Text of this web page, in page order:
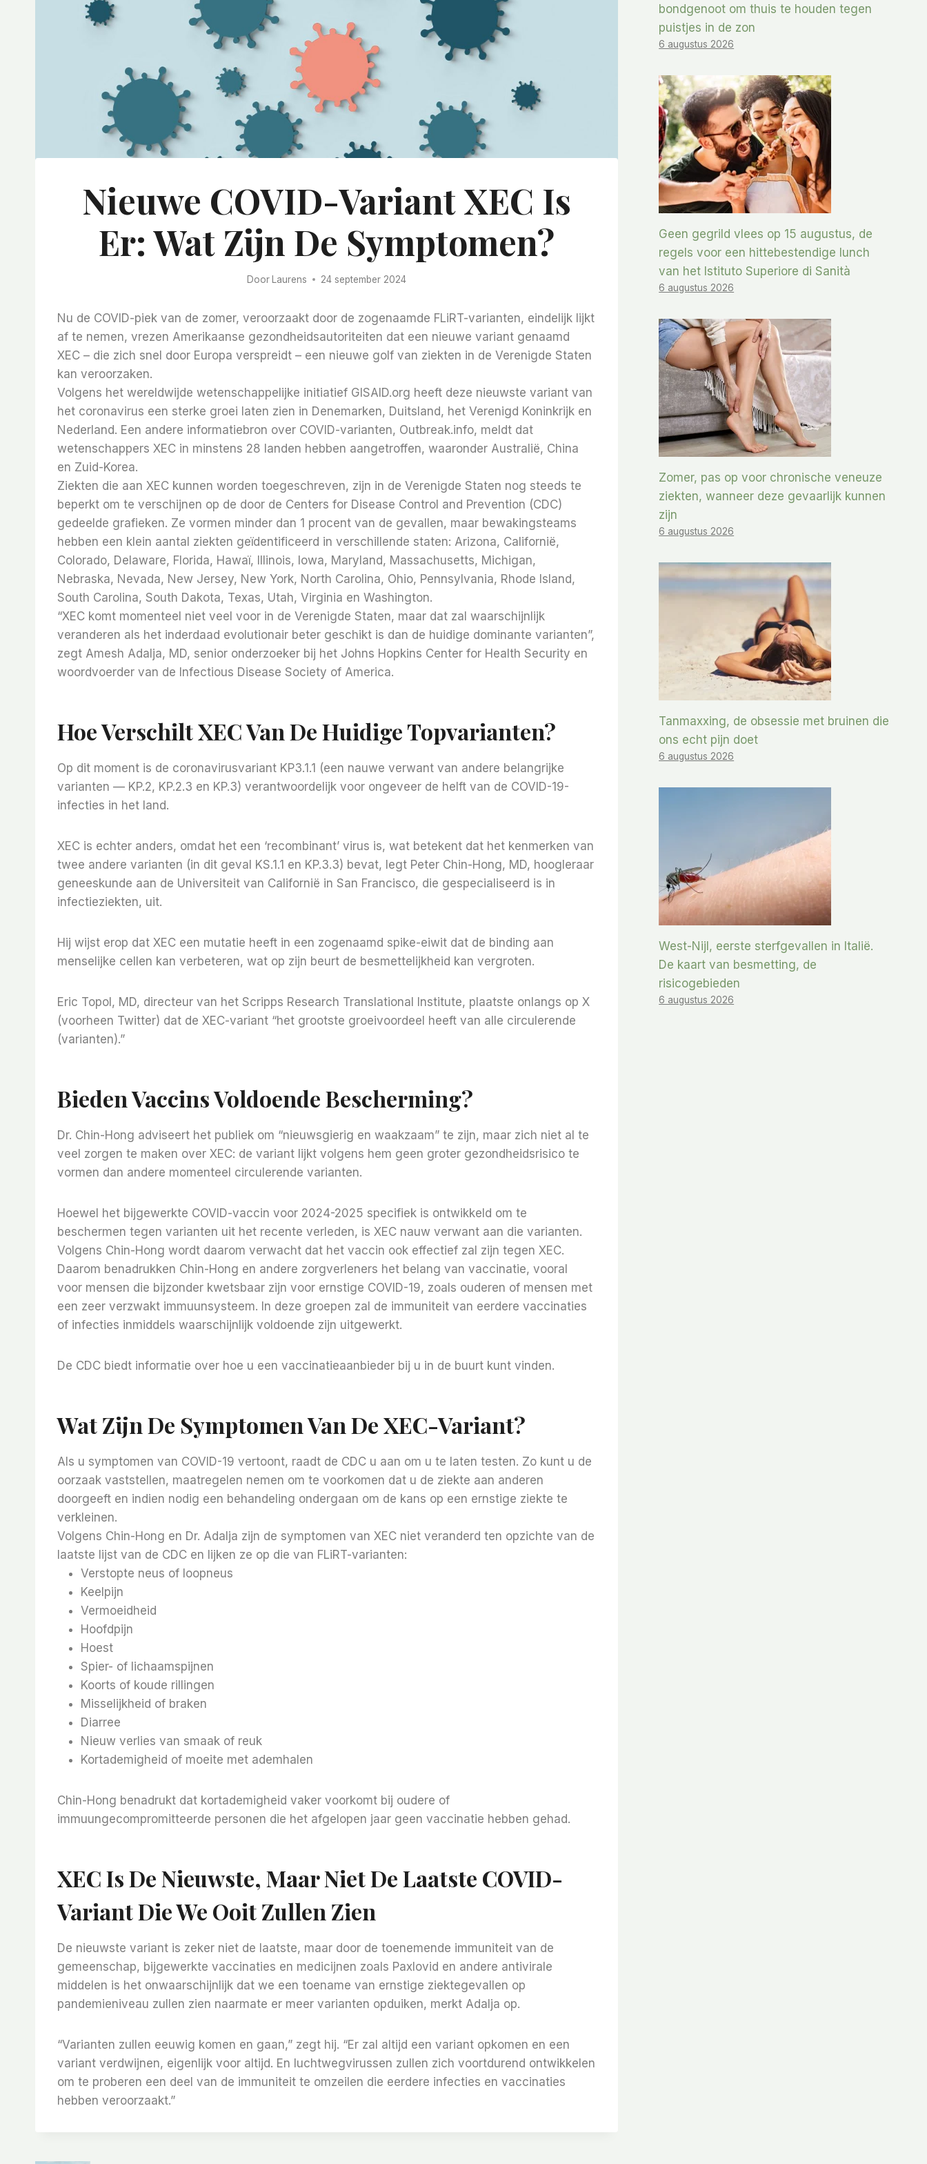
Nieuwe COVID-Variant XEC Is
Er: Wat Zijn De Symptomen?
Door Laurens 24 september 2024
Nu de COVID-piek van de zomer, veroorzaakt door de zogenaamde FLiRT-varianten, eindelijk lijkt
af te nemen, vrezen Amerikaanse gezondheidsautoriteiten dat een nieuwe variant genaamd
XEC – die zich snel door Europa verspreidt – een nieuwe golf van ziekten in de Verenigde Staten
kan veroorzaken.
Volgens het wereldwijde wetenschappelijke initiatief GISAID.org heeft deze nieuwste variant van
het coronavirus een sterke groei laten zien in Denemarken, Duitsland, het Verenigd Koninkrijk en
Nederland. Een andere informatiebron over COVID-varianten, Outbreak.info, meldt dat
wetenschappers XEC in minstens 28 landen hebben aangetroffen, waaronder Australië, China
en Zuid-Korea.
Ziekten die aan XEC kunnen worden toegeschreven, zijn in de Verenigde Staten nog steeds te
beperkt om te verschijnen op de door de Centers for Disease Control and Prevention (CDC)
gedeelde grafieken. Ze vormen minder dan 1 procent van de gevallen, maar bewakingsteams
hebben een klein aantal ziekten geïdentificeerd in verschillende staten: Arizona, Californië,
Colorado, Delaware, Florida, Hawaï, Illinois, Iowa, Maryland, Massachusetts, Michigan,
Nebraska, Nevada, New Jersey, New York, North Carolina, Ohio, Pennsylvania, Rhode Island,
South Carolina, South Dakota, Texas, Utah, Virginia en Washington.
“XEC komt momenteel niet veel voor in de Verenigde Staten, maar dat zal waarschijnlijk
veranderen als het inderdaad evolutionair beter geschikt is dan de huidige dominante varianten”,
zegt Amesh Adalja, MD, senior onderzoeker bij het Johns Hopkins Center for Health Security en
woordvoerder van de Infectious Disease Society of America.
Hoe Verschilt XEC Van De Huidige Topvarianten?
Op dit moment is de coronavirusvariant KP3.1.1 (een nauwe verwant van andere belangrijke
varianten — KP.2, KP.2.3 en KP.3) verantwoordelijk voor ongeveer de helft van de COVID-19-
infecties in het land.
XEC is echter anders, omdat het een ‘recombinant’ virus is, wat betekent dat het kenmerken van
twee andere varianten (in dit geval KS.1.1 en KP.3.3) bevat, legt Peter Chin-Hong, MD, hoogleraar
geneeskunde aan de Universiteit van Californië in San Francisco, die gespecialiseerd is in
infectieziekten, uit.
Hij wijst erop dat XEC een mutatie heeft in een zogenaamd spike-eiwit dat de binding aan
menselijke cellen kan verbeteren, wat op zijn beurt de besmettelijkheid kan vergroten.
Eric Topol, MD, directeur van het Scripps Research Translational Institute, plaatste onlangs op X
(voorheen Twitter) dat de XEC-variant “het grootste groeivoordeel heeft van alle circulerende
(varianten).”
Bieden Vaccins Voldoende Bescherming?
Dr. Chin-Hong adviseert het publiek om “nieuwsgierig en waakzaam” te zijn, maar zich niet al te
veel zorgen te maken over XEC: de variant lijkt volgens hem geen groter gezondheidsrisico te
vormen dan andere momenteel circulerende varianten.
Hoewel het bijgewerkte COVID-vaccin voor 2024-2025 specifiek is ontwikkeld om te
beschermen tegen varianten uit het recente verleden, is XEC nauw verwant aan die varianten.
Volgens Chin-Hong wordt daarom verwacht dat het vaccin ook effectief zal zijn tegen XEC.
Daarom benadrukken Chin-Hong en andere zorgverleners het belang van vaccinatie, vooral
voor mensen die bijzonder kwetsbaar zijn voor ernstige COVID-19, zoals ouderen of mensen met
een zeer verzwakt immuunsysteem. In deze groepen zal de immuniteit van eerdere vaccinaties
of infecties inmiddels waarschijnlijk voldoende zijn uitgewerkt.
De CDC biedt informatie over hoe u een vaccinatieaanbieder bij u in de buurt kunt vinden.
Wat Zijn De Symptomen Van De XEC-Variant?
Als u symptomen van COVID-19 vertoont, raadt de CDC u aan om u te laten testen. Zo kunt u de
oorzaak vaststellen, maatregelen nemen om te voorkomen dat u de ziekte aan anderen
doorgeeft en indien nodig een behandeling ondergaan om de kans op een ernstige ziekte te
verkleinen.
Volgens Chin-Hong en Dr. Adalja zijn de symptomen van XEC niet veranderd ten opzichte van de
laatste lijst van de CDC en lijken ze op die van FLiRT-varianten:
Verstopte neus of loopneus
Keelpijn
Vermoeidheid
Hoofdpijn
Hoest
Spier- of lichaamspijnen
Koorts of koude rillingen
Misselijkheid of braken
Diarree
Nieuw verlies van smaak of reuk
Kortademigheid of moeite met ademhalen
Chin-Hong benadrukt dat kortademigheid vaker voorkomt bij oudere of
immuungecompromitteerde personen die het afgelopen jaar geen vaccinatie hebben gehad.
XEC Is De Nieuwste, Maar Niet De Laatste COVID-
Variant Die We Ooit Zullen Zien
De nieuwste variant is zeker niet de laatste, maar door de toenemende immuniteit van de
gemeenschap, bijgewerkte vaccinaties en medicijnen zoals Paxlovid en andere antivirale
middelen is het onwaarschijnlijk dat we een toename van ernstige ziektegevallen op
pandemieniveau zullen zien naarmate er meer varianten opduiken, merkt Adalja op.
“Varianten zullen eeuwig komen en gaan,” zegt hij. “Er zal altijd een variant opkomen en een
variant verdwijnen, eigenlijk voor altijd. En luchtwegvirussen zullen zich voortdurend ontwikkelen
om te proberen een deel van de immuniteit te omzeilen die eerdere infecties en vaccinaties
hebben veroorzaakt.”
bondgenoot om thuis te houden tegen
puistjes in de zon
6 augustus 2026
Geen gegrild vlees op 15 augustus, de
regels voor een hittebestendige lunch
van het Istituto Superiore di Sanità
6 augustus 2026
Zomer, pas op voor chronische veneuze
ziekten, wanneer deze gevaarlijk kunnen
zijn
6 augustus 2026
Tanmaxxing, de obsessie met bruinen die
ons echt pijn doet
6 augustus 2026
West-Nijl, eerste sterfgevallen in Italië.
De kaart van besmetting, de
risicogebieden
6 augustus 2026